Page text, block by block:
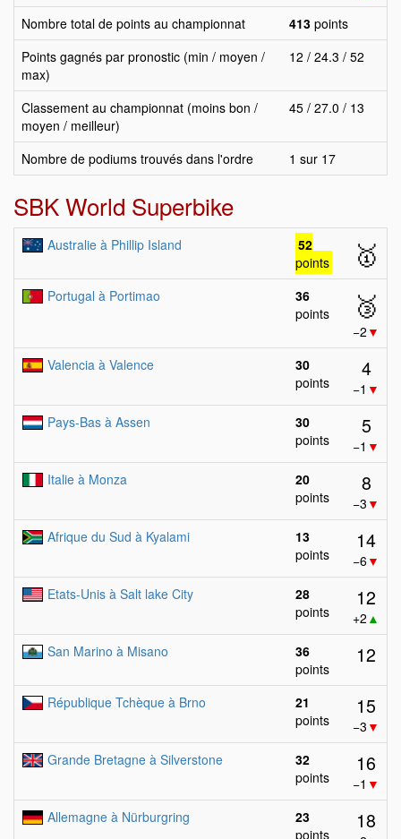
Nombre total de points au championnat
413 points
Points gagnés par pronostic (min / moyen /
max)
12 / 24.3 / 52
Classement au championnat (moins bon /
moyen / meilleur)
45 / 27.0 / 13
Nombre de podiums trouvés dans l'ordre 1 sur 17
SBK World Superbike
Australie à Phillip Island
52
points
🥇
Portugal à Portimao
36
points
🥉
−2 ▼
Valencia à Valence
30
points
4
−1 ▼
Pays-Bas à Assen
30
points
5
−1 ▼
Italie à Monza
20
points
8
−3 ▼
Afrique du Sud à Kyalami
13
points
14
−6▼
Etats-Unis à Salt lake City
28
points
12
+2 ▲
San Marino à Misano
36
points
12
République Tchèque à Brno
21
points
15
−3 ▼
Grande Bretagne à Silverstone
32
points
16
−1 ▼
Allemagne à Nürburgring
23
points
18